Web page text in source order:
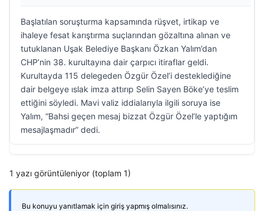
Başlatılan soruşturma kapsamında rüşvet, irtikap ve
ihaleye fesat karıştırma suçlarından gözaltına alınan ve
tutuklanan Uşak Belediye Başkanı Özkan Yalım’dan
CHP’nin 38. kurultayına dair çarpıcı itiraflar geldi.
Kurultayda 115 delegeden Özgür Özel’i desteklediğine
dair belgeye ıslak imza attırıp Selin Sayen Böke’ye teslim
ettiğini söyledi. Mavi valiz iddialarıyla ilgili soruya ise
Yalım, “Bahsi geçen mesaj bizzat Özgür Özel’le yaptığım
mesajlaşmadır” dedi.
1 yazı görüntüleniyor (toplam 1)
Bu konuyu yanıtlamak için giriş yapmış olmalısınız.